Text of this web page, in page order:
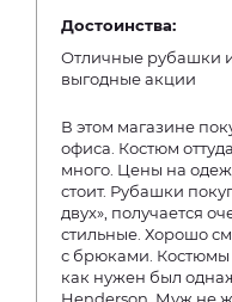
Достоинства:
Отличные рубашки
выгодные акции
В этом магазине
офиса. Костюм
много. Цены на
стоит. Рубашки
двух», получается
стильные. Хорошо
с брюками. Костюмы
как нужен был